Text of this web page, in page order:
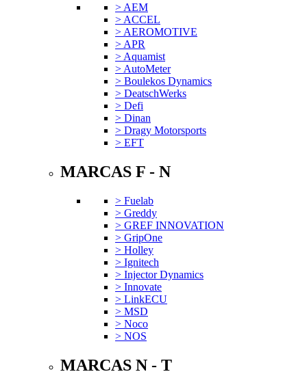
> AEM
> ACCEL
> AEROMOTIVE
> APR
> Aquamist
> AutoMeter
> Boulekos Dynamics
> DeatschWerks
> Defi
> Dinan
> Dragy Motorsports
> EFT
MARCAS F - N
> Fuelab
> Greddy
> GREF INNOVATION
> GripOne
> Holley
> Ignitech
> Injector Dynamics
> Innovate
> LinkECU
> MSD
> Noco
> NOS
MARCAS N - T